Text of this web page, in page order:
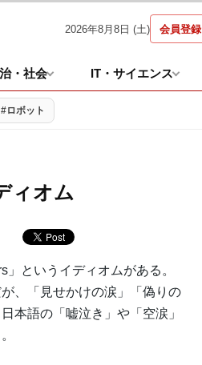
2026年8月8日 (土) 会員登録
・社会 IT・サイエンス
#ロボット
ィオム
というイディオムがある。
、「見せかけの涙」「偽りの
本語の「嘘泣き」や「空涙」